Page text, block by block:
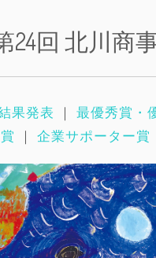
24回 北川商
果発表 ｜ 最優秀賞・
｜ 企業サポーター賞